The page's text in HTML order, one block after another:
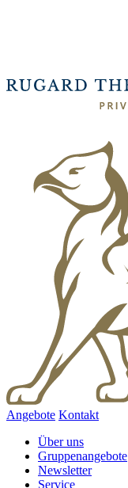
Angebote Kontakt
Über uns
Gruppenangebote
Newsletter
Service